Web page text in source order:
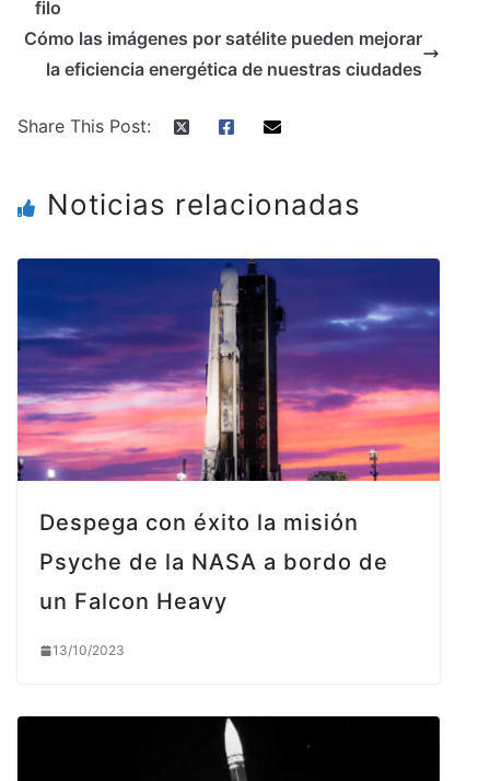
filo
Cómo las imágenes por satélite pueden mejorar
la eficiencia energética de nuestras ciudades
Share This Post:
Noticias relacionadas
Despega con éxito la misión
Psyche de la NASA a bordo de
un Falcon Heavy
13/10/2023